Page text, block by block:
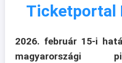
Ticketportal
2026. február 15-i
magyarországi